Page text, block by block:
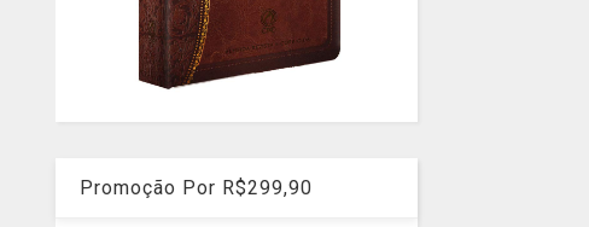
Promoção Por R$299,90